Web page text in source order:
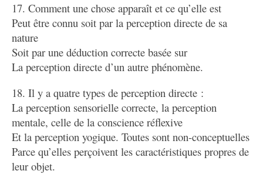
17. Comment une chose apparaît et ce qu’elle est
Peut être connu soit par la perception directe de sa
nature
Soit par une déduction correcte basée sur
La perception directe d’un autre phénomène.
18. Il y a quatre types de perception directe :
La perception sensorielle correcte, la perception
mentale, celle de la conscience réflexive
Et la perception yogique. Toutes sont non-conceptuelles
Parce qu’elles perçoivent les caractéristiques propres de
leur objet.